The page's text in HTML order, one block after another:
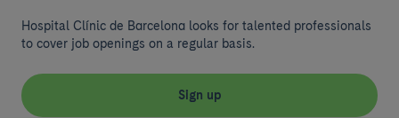
Hospital Clínic de Barcelona looks for talented professionals
to cover job openings on a regular basis.
Sign up